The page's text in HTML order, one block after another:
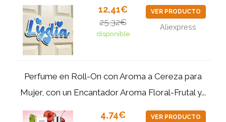
12,41€
25,32€
disponible
VER PRODUCTO
Aliexpress
Perfume en Roll-On con Aroma a Cereza para
Mujer, con un Encantador Aroma Floral-Frutal y...
4,74€ VER PRODUCTO